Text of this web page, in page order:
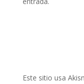
Este sitio usa